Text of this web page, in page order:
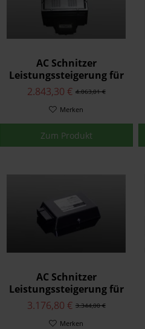
AC Schnitzer
Leistungssteigerung für
BMW 4er F32/F33 440i /
440i xDrive
4.063,01 €
2.843,30 €
Merken
Zum Produkt
AC Schnitzer
Leistungssteigerung für
BMW 4er F32/F33/F36
420d, 420d xDrive
3.344,00 €
3.176,80 €
Merken